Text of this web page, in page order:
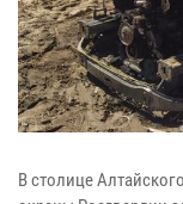
В столице